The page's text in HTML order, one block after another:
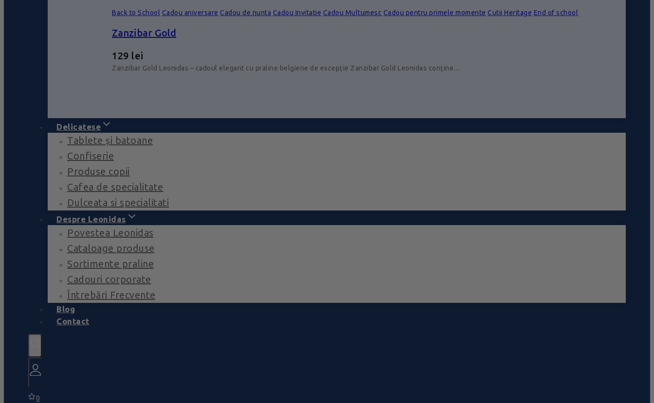
Back to School Cadou aniversare Cadou de nunta Cadou Invitatie Cadou Multumesc Cadou pentru primele momente Cutii Heritage End of school
Zanzibar Gold
129 lei
Zanzibar Gold Leonidas – cadoul elegant cu praline belgiene de excepție Zanzibar Gold Leonidas conține…
Delicatese
Tablete și batoane
Confiserie
Produse copii
Cafea de specialitate
Dulceata si specialitati
Despre Leonidas
Povestea Leonidas
Cataloage produse
Sortimente praline
Cadouri corporate
Întrebări Frecvente
Blog
Contact
0